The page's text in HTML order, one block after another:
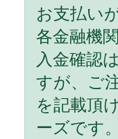
お支払い
各金融機
入金確認
すが、ご
を記載頂
ーズです。